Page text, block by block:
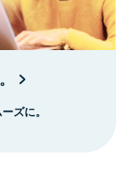
ズに。